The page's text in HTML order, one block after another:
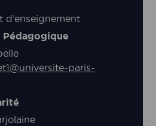
d’enseignement
Pédagogique
paris-